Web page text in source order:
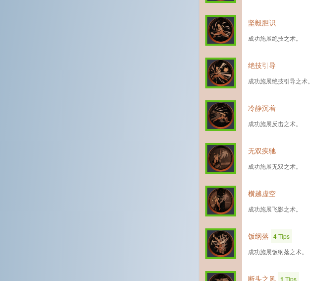
坚毅胆识
成功施展绝技之术。
绝技引导
成功施展绝技引导之术。
冷静沉着
成功施展反击之术。
无双疾驰
成功施展无双之术。
横越虚空
成功施展飞影之术。
饭纲落 4Tips
成功施展饭纲落之术。
断头之风 1 Tips